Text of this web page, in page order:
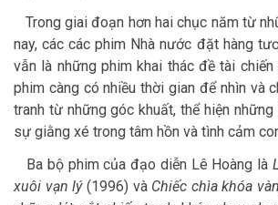
Trong giai đoạn hơn hai chục năm từ
nay, các các phim Nhà nước đặt hàng
vẫn là những phim khai thác đề tài chiến
phim càng có nhiều thời gian để nhìn và
tranh từ những góc khuất, thể hiện
sự giằng xé trong tâm hồn và tình cảm
Ba bộ phim của đạo diễn Lê Hoàng là
xuôi vạn lý(1996) và Chiếc chìa khóa